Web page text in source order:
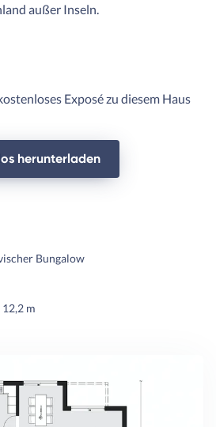
außer Inseln.
Exposé zu diesem Haus
herunterladen
Bungalow
m